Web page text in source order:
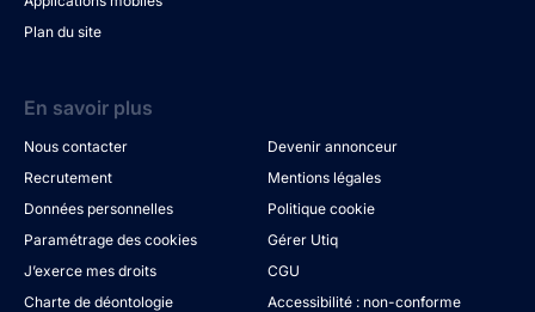
Plan du site
En savoir plus
Nous contacter
Devenir annonceur
Recrutement
Mentions légales
Données personnelles
Politique cookie
Paramétrage des cookies
Gérer Utiq
J’exerce mes droits
CGU
Charte de déontologie
Accessibilité : non-conforme